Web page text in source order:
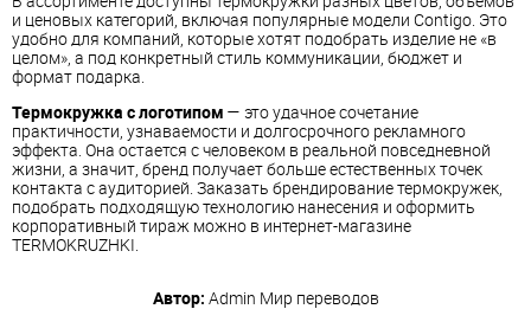
и ценовых категорий, включая популярные модели Contigo. Это
удобно для компаний, которые хотят подобрать изделие не «в
целом», а под конкретный стиль коммуникации, бюджет и
формат подарка.
Термокружка с логотипом — это удачное сочетание
практичности, узнаваемости и долгосрочного рекламного
эффекта. Она остается с человеком в реальной повседневной
жизни, а значит, бренд получает больше естественных точек
контакта с аудиторией. Заказать брендирование термокружек,
подобрать подходящую технологию нанесения и оформить
корпоративный тираж можно в интернет-магазине
TERMOKRUZHKI.
Автор: Admin Мир переводов